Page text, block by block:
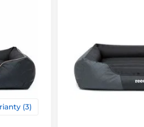
w kategoriach
(3)